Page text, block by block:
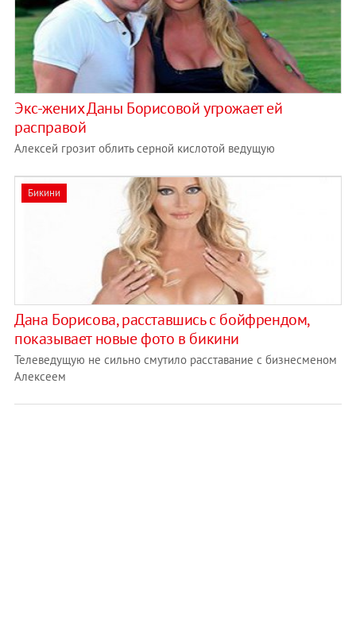
Экс-жених Даны Борисовой угрожает ей
расправой
Алексей грозит облить серной кислотой ведущую
Бикини
Дана Борисова, расставшись с бойфрендом,
показывает новые фото в бикини
Телеведущую не сильно смутило расставание с бизнесменом
Алексеем